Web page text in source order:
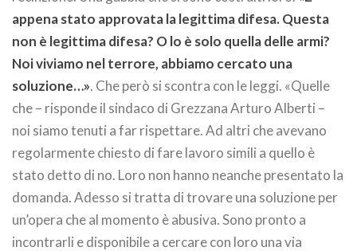
appena stato approvata la legittima difesa. Questa
non è legittima difesa? O lo è solo quella delle armi?
Noi viviamo nel terrore, abbiamo cercato una
soluzione…». Che però si scontra con le leggi. «Quelle
che – risponde il sindaco di Grezzana Arturo Alberti –
noi siamo tenuti a far rispettare. Ad altri che avevano
regolarmente chiesto di fare lavoro simili a quello è
stato detto di no. Loro non hanno neanche presentato la
domanda. Adesso si tratta di trovare una soluzione per
un’opera che al momento è abusiva. Sono pronto a
incontrarli e disponibile a cercare con loro una via